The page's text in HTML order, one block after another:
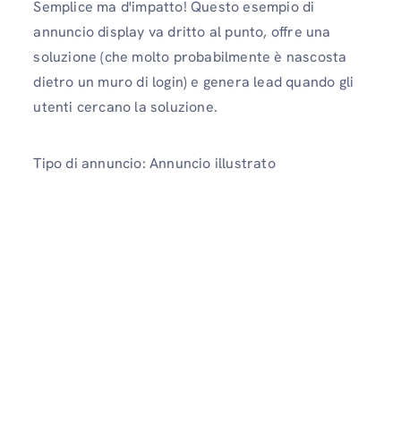
Semplice ma d'impatto! Questo esempio di
annuncio display va dritto al punto, offre una
soluzione (che molto probabilmente è nascosta
dietro un muro di login) e genera lead quando gli
utenti cercano la soluzione.
Tipo di annuncio: Annuncio illustrato